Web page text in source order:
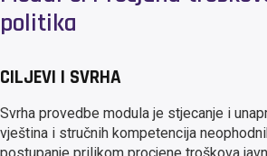
politika
CILJEVI I SVRHA
Svrha provedbe modula je stjecanje i
vještina i stručnih kompetencija